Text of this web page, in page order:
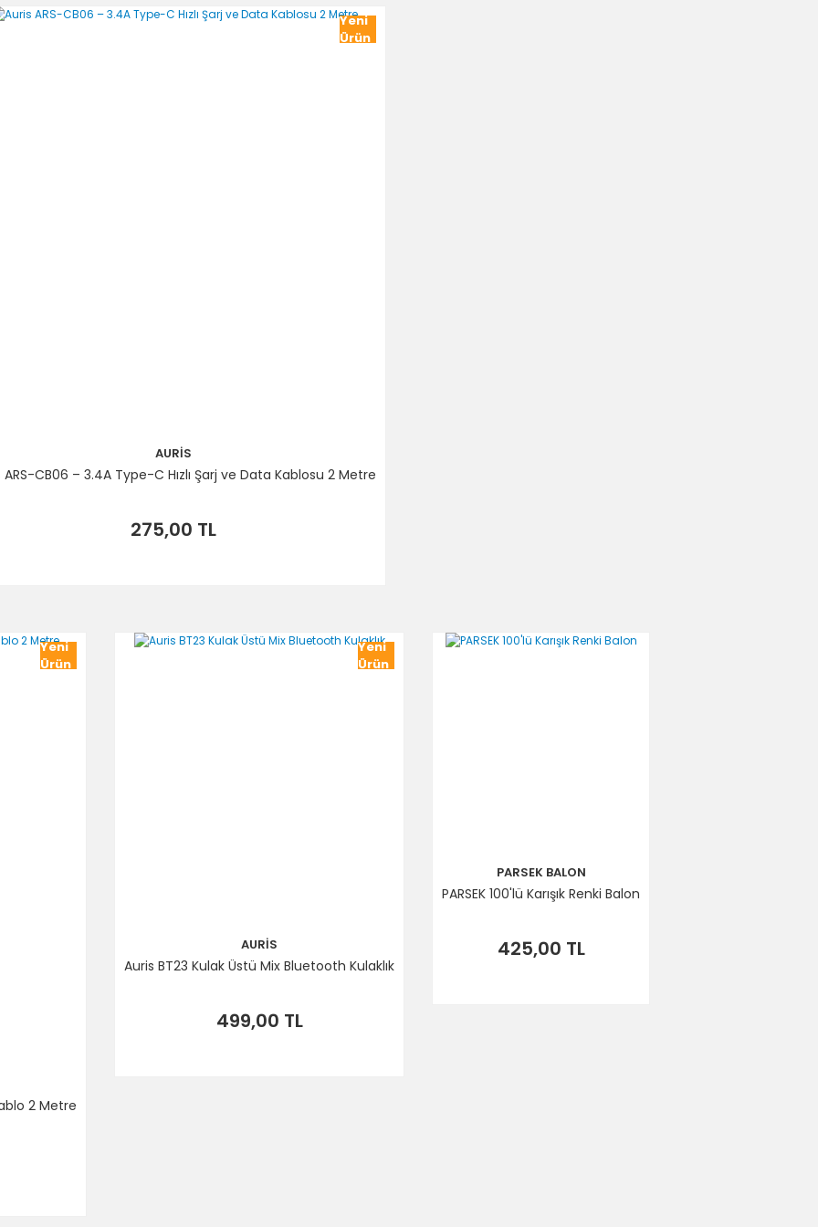
Yeni
Ürün
AURİS
ARS-CB06 – 3.4A Type-C Hızlı Şarj ve Data Kablosu 2 Metre
275,00 TL
Yeni
Ürün
2 Metre
Yeni
Ürün
AURİS
Auris BT23 Kulak Üstü Mix Bluetooth Kulaklık
499,00 TL
PARSEK BALON
PARSEK 100'lü Karışık Renki Balon
425,00 TL